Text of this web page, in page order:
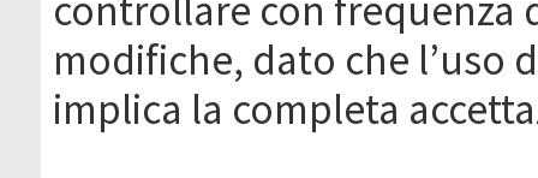
modifiche, dato che l’uso
implica la completa